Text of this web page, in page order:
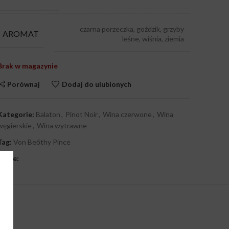
AROMAT
czarna porzeczka, goździk, grzyby
leśne, wiśnia, ziemia
w magazynie
Porównaj Dodaj do ulubionych
Balaton , Pinot Noir, Wina czerwone , Wina
, Wina wytrawne
Von Beőthy Pince
Share: